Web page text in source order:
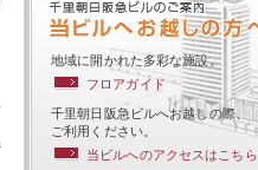
地域に開かれた多彩な施設。
フロアガイド
千里朝日阪急ビルへお越しの際、
ご利用ください。
当ビルへのアクセスはこちら